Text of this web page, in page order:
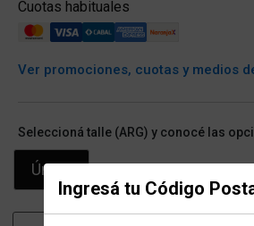
Ingresá tu Código
Cuotas habituales
Ver promociones, cuotas y medios
Seleccioná talle (ARG) y conocé las
Único